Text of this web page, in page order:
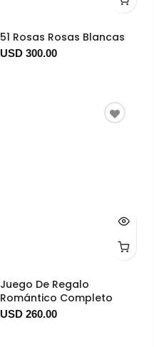
51 Rosas Rosas Blancas
USD 300.00
Juego De Regalo
Romántico Completo
USD 260.00